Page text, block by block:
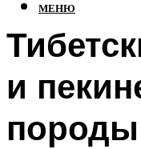
МЕНЮ
и
породы